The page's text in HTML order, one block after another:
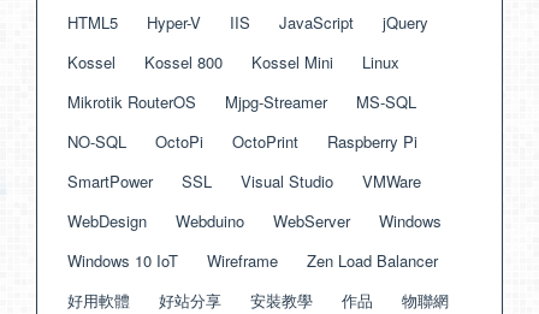
HTML5
Hyper-V IIS JavaScript
jQuery
Kossel
Kossel 800 Kossel Mini
Linux
Mikrotik RouterOS
Mjpg-Streamer
MS-SQL
NO-SQL
OctoPi OctoPrint
Raspberry Pi
SmartPower
SSL Visual Studio
VMWare
WebDesign
Webduino WebServer
Windows
Windows 10 IoT
Wireframe
Zen Load Balancer
好用軟體
好站分享 安裝教學 作品
物聯網